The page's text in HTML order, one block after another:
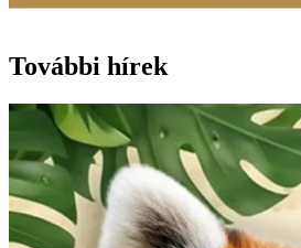
További hírek